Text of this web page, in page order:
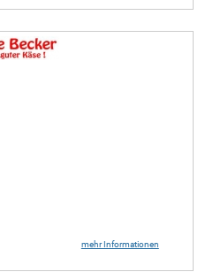
mehr Informationen